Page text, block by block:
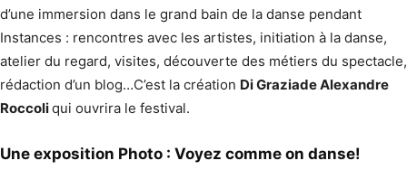
d’une immersion dans le grand bain de la danse pendant
Instances : rencontres avec les artistes, initiation à la danse,
atelier du regard, visites, découverte des métiers du spectacle,
rédaction d’un blog…C’est la création Di Graziade Alexandre
Roccoliqui ouvrira le festival.
Une exposition Photo : Voyez comme on danse!